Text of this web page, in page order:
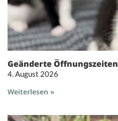
Geänderte Öffnungszeiten
4. August 2026
Weiterlesen »